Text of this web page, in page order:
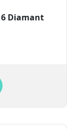
6 Diamant